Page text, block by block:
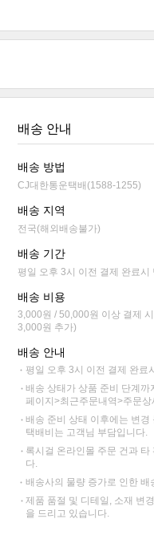
배송 안내
배송 방법
CJ대한통운택배(1588-1255)
배송 지역
전국(해외배송불가)
배송 기간
평일 오후 3시 이전 결제 완료
배송 비용
3,000원 / 50,000원 이상 결제
3,000원 추가)
배송 안내
평일 오후 3시 이전 결제 완료
배송 상태가 상품 준비 단계까
페이지>최근주문내역>주문
배송 준비 상태 이후에는 변경
택배비는 고객님 부담입니다.
록시걸 온라인몰 주문 건과 타
다.
배송사의 물량 증가로 인한
제품 품절 및 디테일, 소재 변
을 드리고 있습니다.